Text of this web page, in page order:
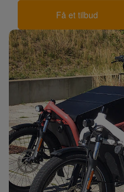
Få et tilbud